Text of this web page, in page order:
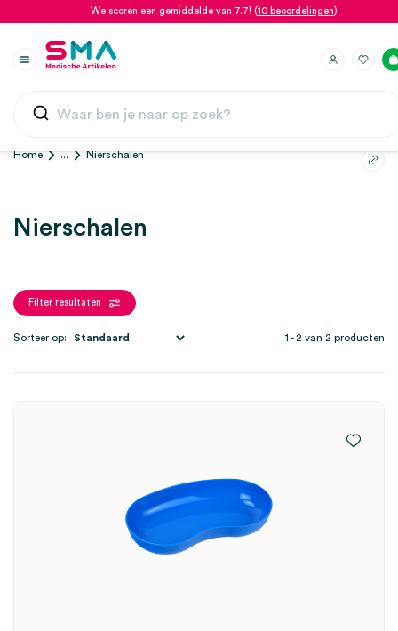
We scoren een gemiddelde van 7.7! (10 beoordelingen)
Home ... Nierschalen
Nierschalen
Filter resultaten
1 - 2 van 2 producten
Sorteer op: